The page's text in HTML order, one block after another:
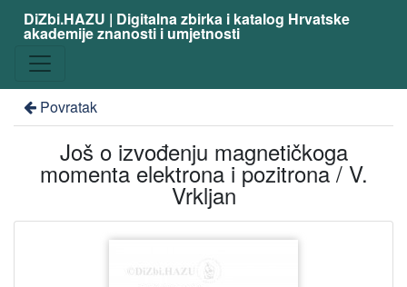
DiZbi.HAZU | Digitalna zbirka i katalog Hrvatske
akademije znanosti i umjetnosti
Povratak
Još o izvođenju magnetičkoga
momenta elektrona i pozitrona / V.
Vrkljan